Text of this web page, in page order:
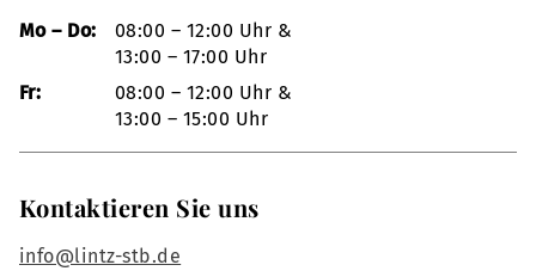
Mo – Do:
08:00 – 12:00 Uhr &
13:00 – 17:00 Uhr
Fr:
08:00 – 12:00 Uhr &
13:00 – 15:00 Uhr
Kontaktieren Sie uns
info@lintz-stb.de